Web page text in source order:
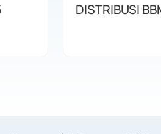
DISTRIBUSI